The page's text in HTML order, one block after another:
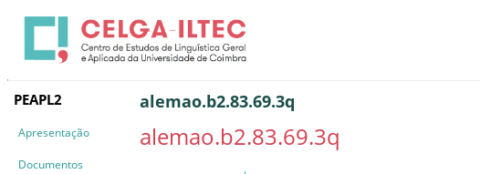
PEAPL2
Apresentação
Documentos
alemao.b2.83.69.3q
alemao.b2.83.69.3q